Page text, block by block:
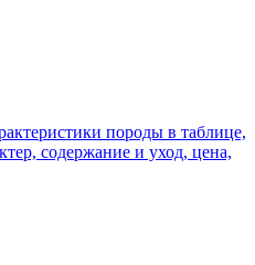
породы в таблице,
содержание и уход, цена,